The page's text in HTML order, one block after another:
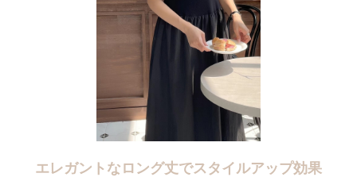
エレガントなロング丈でスタイルアップ効果